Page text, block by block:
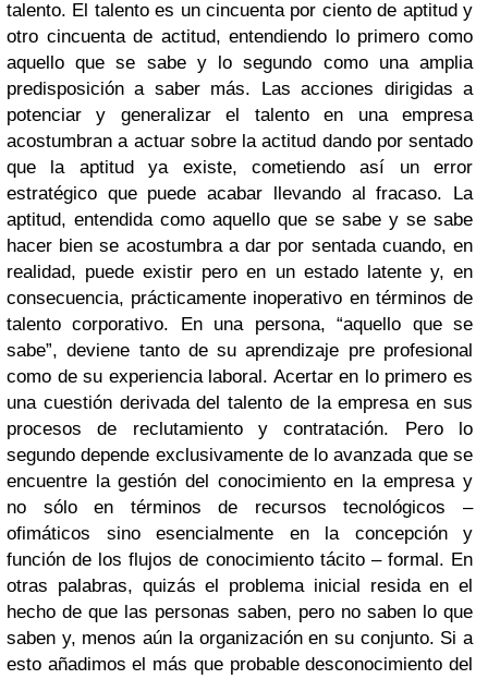
talento. El talento es un cincuenta por ciento de aptitud y
otro cincuenta de actitud, entendiendo lo primero como
aquello que se sabe y lo segundo como una amplia
predisposición a saber más. Las acciones dirigidas a
potenciar y generalizar el talento en una empresa
acostumbran a actuar sobre la actitud dando por sentado
que la aptitud ya existe, cometiendo así un error
estratégico que puede acabar llevando al fracaso. La
aptitud, entendida como aquello que se sabe y se sabe
hacer bien se acostumbra a dar por sentada cuando, en
realidad, puede existir pero en un estado latente y, en
consecuencia, prácticamente inoperativo en términos de
talento corporativo. En una persona, “aquello que se
sabe”, deviene tanto de su aprendizaje pre profesional
como de su experiencia laboral. Acertar en lo primero es
una cuestión derivada del talento de la empresa en sus
procesos de reclutamiento y contratación. Pero lo
segundo depende exclusivamente de lo avanzada que se
encuentre la gestión del conocimiento en la empresa y
no sólo en términos de recursos tecnológicos –
ofimáticos sino esencialmente en la concepción y
función de los flujos de conocimiento tácito – formal. En
otras palabras, quizás el problema inicial resida en el
hecho de que las personas saben, pero no saben lo que
saben y, menos aún la organización en su conjunto. Si a
esto añadimos el más que probable desconocimiento del